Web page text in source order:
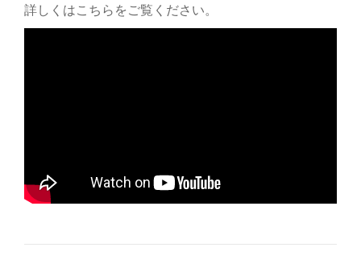
詳しくはこちらをご覧ください。